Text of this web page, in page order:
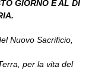
GIORNO È AL DI
Nuovo Sacrificio,
per la vita del